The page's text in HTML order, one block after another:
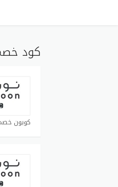
كود
كوبون